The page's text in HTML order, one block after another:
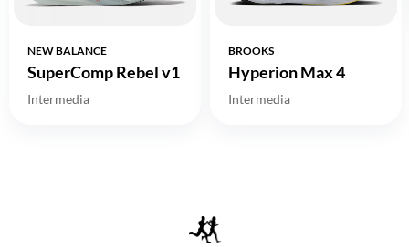
NEW BALANCE
SuperComp Rebel v1
Intermedia
BROOKS
Hyperion Max 4
Intermedia